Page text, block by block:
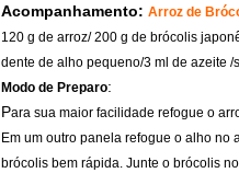
Acompanhamento: Arroz de
120 g de arroz/ 200 g de brócolis
dente de alho pequeno/3 ml de azeite /
Modo de Preparo:
Para sua maior facilidade refogue o
Em um outro panela refogue o alho no
brócolis bem rápida. Junte o brócolis